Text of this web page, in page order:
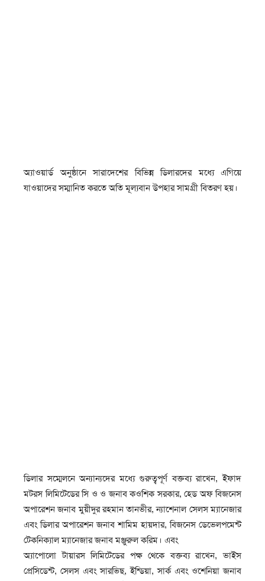
অ্যাওয়ার্ড অনুষ্ঠানে সারাদেশের বিভিন্ন ডিলারদের মধ্যে এগিয়ে
যাওয়াদের সম্মানিত করতে অতি মূল্যবান উপহার সামগ্রী বিতরণ হয়।
ডিলার সম্মেলনে অন্যান্যদের মধ্যে গুরুত্বপূর্ণ বক্তব্য রাখেন, ইফাদ
মটরস লিমিটেডের সি ও ও জনাব কওশিক সরকার, হেড অফ বিজনেস
অপারেশন জনাব মুয়ীদুর রহমান তানভীর, ন্যাশেনাল সেলস ম্যানেজার
এবং ডিলার অপারেশন জনাব শামিম হায়দার, বিজনেস ডেভেলপমেন্ট
টেকনিক্যাল ম্যানেজার জনাব মঞ্জুরুল করিম। এবং
অ্যাপোলো টায়ারস লিমিটেডের পক্ষ থেকে বক্তব্য রাখেন, ভাইস
প্রেসিডেন্ট, সেলস এবং সারভিছ, ইন্ডিয়া, সার্ক এবং ওশেনিয়া জনাব